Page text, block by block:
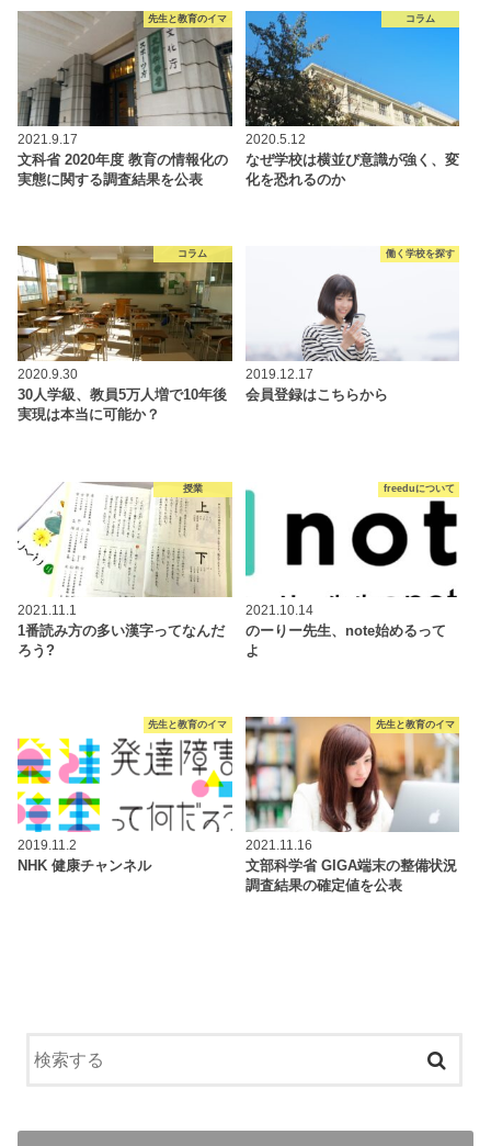
先生と教育のイマ
2021.9.17
文科省 2020年度 教育の情報化の
実態に関する調査結果を公表
コラム
2020.5.12
なぜ学校は横並び意識が強く、変
化を恐れるのか
コラム
2020.9.30
30人学級、教員5万人増で10年後
実現は本当に可能か？
働く学校を探す
2019.12.17
会員登録はこちらから
授業
2021.11.1
1番読み方の多い漢字ってなんだ
ろう?
freeduについて
2021.10.14
のーりー先生、note始めるって
よ
先生と教育のイマ
2019.11.2
NHK 健康チャンネル
先生と教育のイマ
2021.11.16
文部科学省 GIGA端末の整備状況
調査結果の確定値を公表